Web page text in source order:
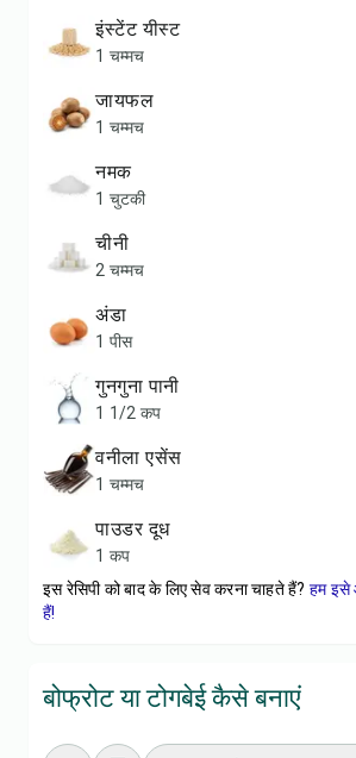
इंस्टेंट यीस्ट
1 चम्मच
जायफल
1 चम्मच
नमक
1 चुटकी
चीनी
2 चम्मच
अंडा
1 पीस
गुनगुना पानी
1 1/2 कप
वनीला एसेंस
1 चम्मच
पाउडर दूध
1 कप
इस रेसिपी को बाद के लिए सेव करना चाहते हैं? हम
हैं!
बोफ्रोट या टोगबेई कैसे बनाएं